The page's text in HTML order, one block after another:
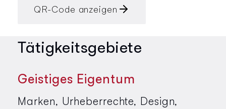
QR-Code anzeigen
Tätigkeitsgebiete
Geistiges Eigentum
Marken, Urheberrechte, Design,